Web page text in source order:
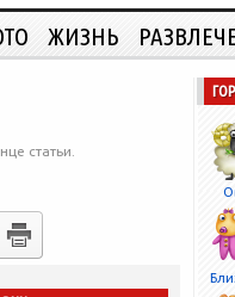
ЖИЗНЬ
статьи.